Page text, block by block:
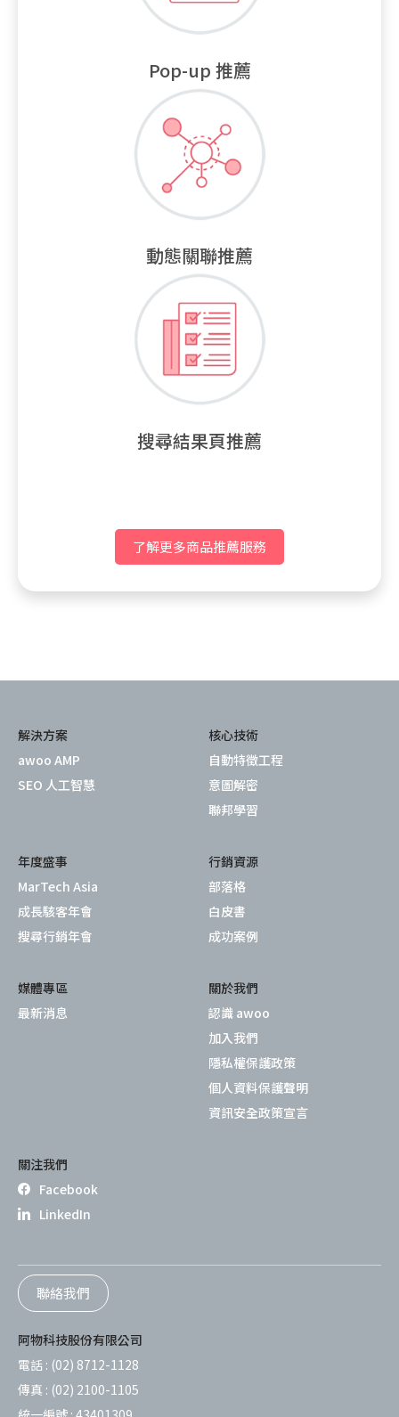
Pop-up 推薦
動態關聯推薦
搜尋結果頁推薦
了解更多商品推薦服務
解決方案
awoo AMP
SEO 人工智慧
核心技術
自動特徵工程
意圖解密
聯邦學習
年度盛事
MarTech Asia
成長駭客年會
搜尋行銷年會
行銷資源
部落格
白皮書
成功案例
媒體專區
最新消息
關於我們
認識 awoo
加入我們
隱私權保護政策
個人資料保護聲明
資訊安全政策宣言
關注我們
Facebook
LinkedIn
聯絡我們
阿物科技股份有限公司
電話 : (02) 8712-1128
傳真 : (02) 2100-1105